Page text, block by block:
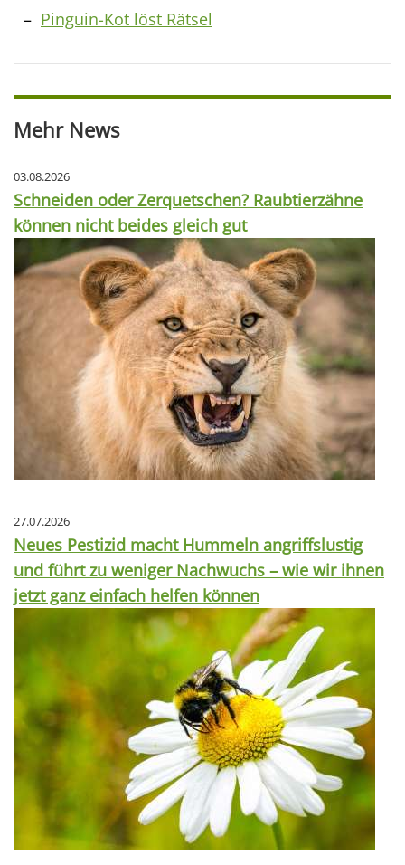
Pinguin-Kot löst Rätsel
Mehr News
03.08.2026
Schneiden oder Zerquetschen? Raubtierzähne
können nicht beides gleich gut
27.07.2026
Neues Pestizid macht Hummeln angriffslustig
und führt zu weniger Nachwuchs – wie wir ihnen
jetzt ganz einfach helfen können